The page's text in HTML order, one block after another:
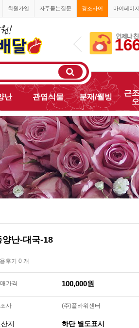
마이페이지
경조사어
자주묻는질문
회원가입
010-2468-8200
난 관엽식물 분재/웰빙
근
양난-대국-18
후기 0 개
가격 100,000원
사 (주)플라워센터
지 하단 별도표시